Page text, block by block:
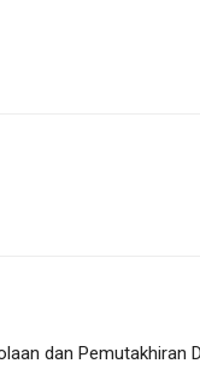
dan Pemutakhiran